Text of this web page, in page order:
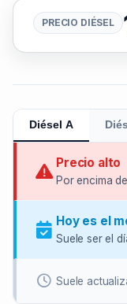
PRECIO DIÉSEL
Diésel A
Precio alto
Por encima
Hoy es el
Suele ser el
Suele